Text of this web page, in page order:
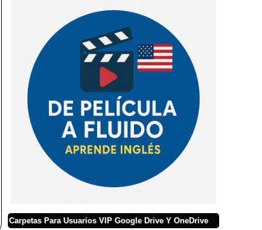
Carpetas Para Usuarios VIP Google Drive Y OneDrive